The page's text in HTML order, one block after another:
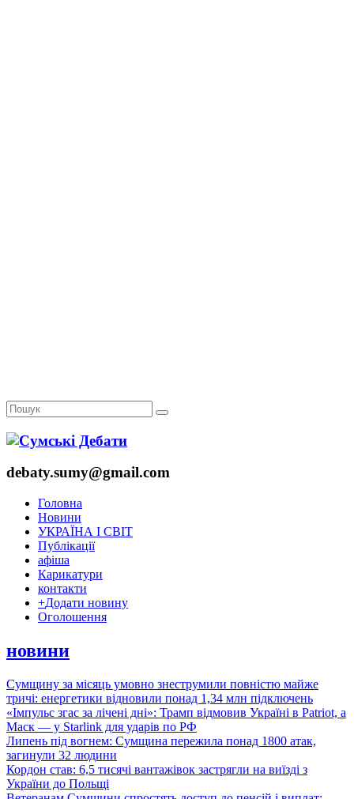
debaty.sumy@gmail.com
Головна
Новини
УКРАЇНА І СВІТ
Публікації
афіша
Карикатури
контакти
+Додати новину
Оголошення
новини
Сумщину за місяць умовно знеструмили повністю майже
тричі: енергетики відновили понад 1,34 млн підключень
«Імпульс згас за лічені дні»: Трамп відмовив Україні в Patriot, а
Маск — у Starlink для ударів по РФ
Липень під вогнем: Сумщина пережила понад 1800 атак,
загинули 32 людини
Кордон став: 6,5 тисячі вантажівок застрягли на виїзді з
України до Польщі